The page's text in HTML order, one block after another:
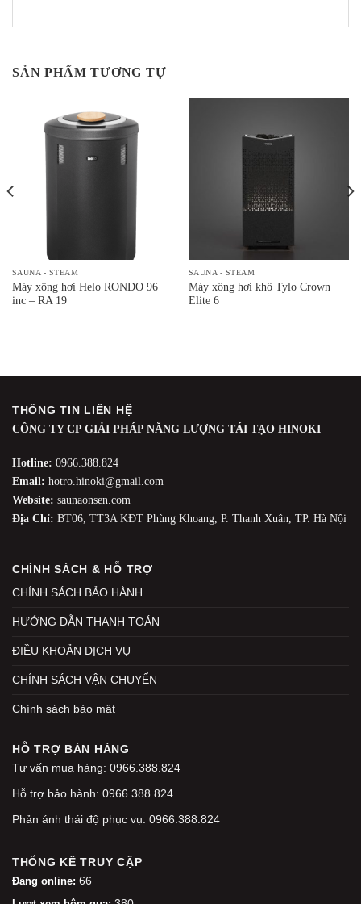
SẢN PHẨM TƯƠNG TỰ
SAUNA - STEAM
Máy xông hơi Helo RONDO 96
inc – RA 19
SAUNA - STEAM
Máy xông hơi khô Tylo Crown
Elite 6
THÔNG TIN LIÊN HỆ
CÔNG TY CP GIẢI PHÁP NĂNG LƯỢNG TÁI TẠO HINOKI
Hotline: 0966.388.824
Email: hotro.hinoki@gmail.com
Website: saunaonsen.com
Địa Chỉ: BT06, TT3A KĐT Phùng Khoang, P. Thanh Xuân, TP. Hà Nội
CHÍNH SÁCH & HỖ TRỢ
CHÍNH SÁCH BẢO HÀNH
HƯỚNG DẪN THANH TOÁN
ĐIỀU KHOẢN DỊCH VỤ
CHÍNH SÁCH VẬN CHUYỂN
Chính sách bảo mật
HỖ TRỢ BÁN HÀNG
Tư vấn mua hàng: 0966.388.824
Hỗ trợ bảo hành: 0966.388.824
Phản ánh thái độ phục vụ: 0966.388.824
THỐNG KÊ TRUY CẬP
Đang online: 66